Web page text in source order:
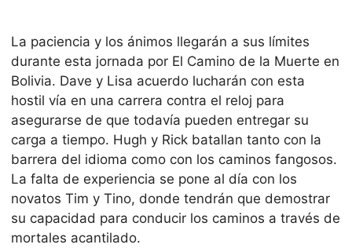
La paciencia y los ánimos llegarán a sus límites
durante esta jornada por El Camino de la Muerte en
Bolivia. Dave y Lisa acuerdo lucharán con esta
hostil vía en una carrera contra el reloj para
asegurarse de que todavía pueden entregar su
carga a tiempo. Hugh y Rick batallan tanto con la
barrera del idioma como con los caminos fangosos.
La falta de experiencia se pone al día con los
novatos Tim y Tino, donde tendrán que demostrar
su capacidad para conducir los caminos a través de
mortales acantilado.